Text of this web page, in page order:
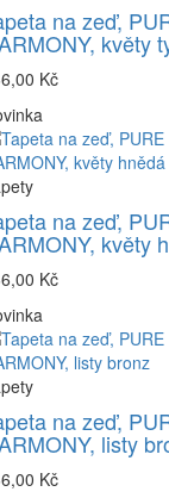
na zeď,
květy
Kč
na zeď,
květy
Kč
na zeď,
listy
Kč